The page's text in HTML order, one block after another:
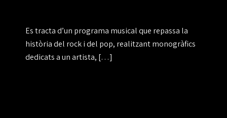
Es tracta d’un programa musical que repassa la
història del rock i del pop, realitzant monogràfics
dedicats a un artista, […]